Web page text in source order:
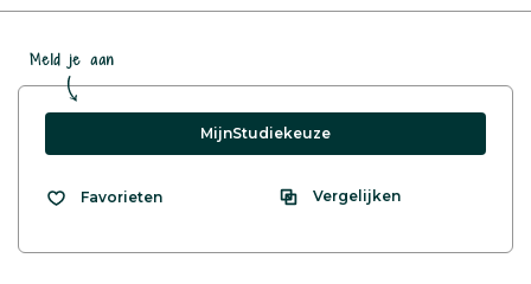
Meld je aan
MijnStudiekeuze
Favorieten Vergelijken